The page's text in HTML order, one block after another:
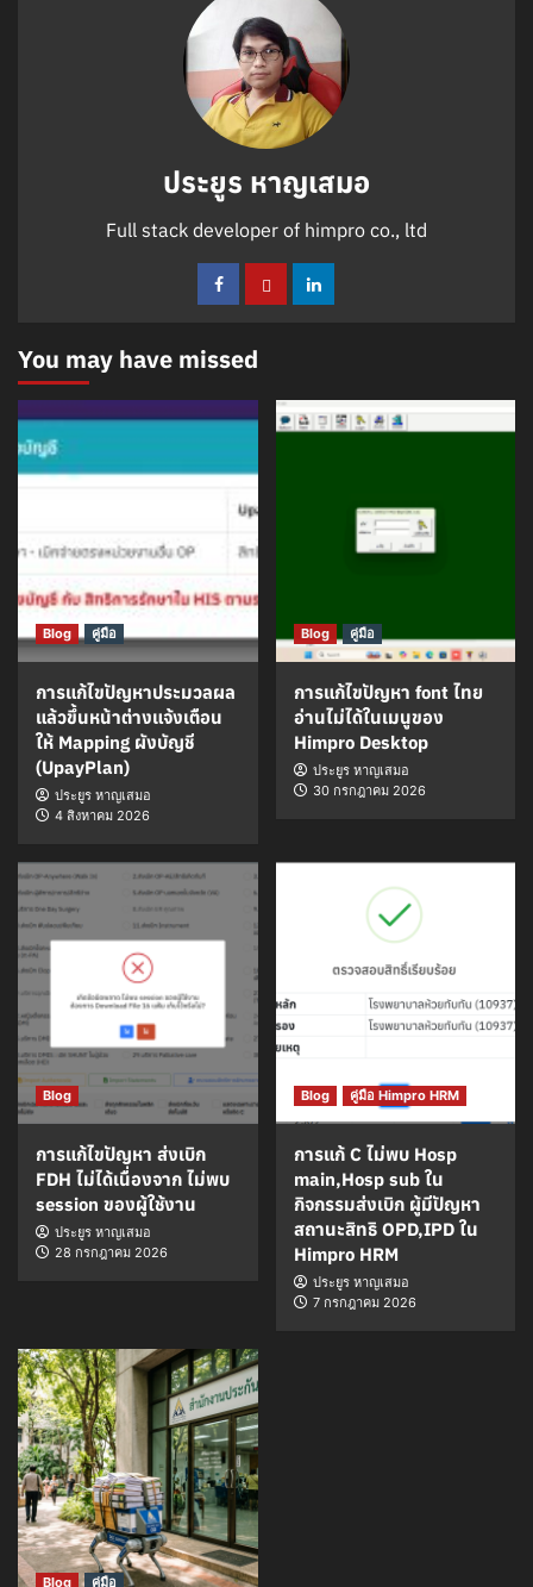
ประยูร หาญเสมอ
Full stack developer of himpro co., ltd
You may have missed
Blog คู่มือ
การแก้ไขปัญหาประมวลผล
แล้วขึ้นหน้าต่างแจ้งเตือน
ให้ Mapping ผังบัญชี
(UpayPlan)
ประยูร หาญเสมอ
4 สิงหาคม 2026
Blog คู่มือ
การแก้ไขปัญหา font ไทย
อ่านไม่ได้ในเมนูของ
Himpro Desktop
ประยูร หาญเสมอ
30 กรกฎาคม 2026
Blog
การแก้ไขปัญหา ส่งเบิก
FDH ไม่ได้เนื่องจาก ไม่พบ
session ของผู้ใช้งาน
ประยูร หาญเสมอ
28 กรกฎาคม 2026
Blog คู่มือ Himpro HRM
การแก้ C ไม่พบ Hosp
main,Hosp sub ใน
กิจกรรมส่งเบิก ผู้มีปัญหา
สถานะสิทธิ OPD,IPD ใน
Himpro HRM
ประยูร หาญเสมอ
7 กรกฎาคม 2026
Blog คู่มือ